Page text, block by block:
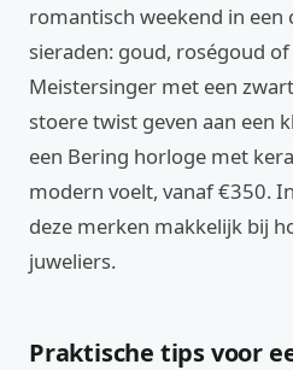
romantisch weekend in een
sieraden: goud, roségoud of
Meistersinger met een
stoere twist geven aan een
een Bering horloge met
modern voelt, vanaf €350.
deze merken makkelijk bij
juweliers.
Praktische tips voor